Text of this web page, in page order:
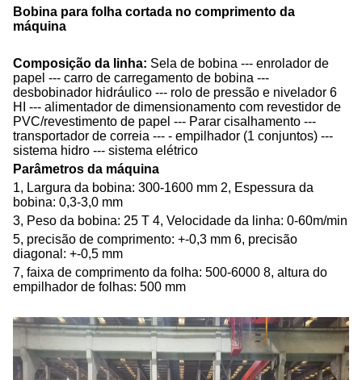
Bobina para folha cortada no comprimento da
máquina
Composição da linha: Sela de bobina --- enrolador de
papel --- carro de carregamento de bobina ---
desbobinador hidráulico --- rolo de pressão e nivelador 6
HI --- alimentador de dimensionamento com revestidor de
PVC/revestimento de papel --- Parar cisalhamento ---
transportador de correia --- - empilhador (1 conjuntos) ---
sistema hidro --- sistema elétrico
Parâmetros da máquina
1, Largura da bobina: 300-1600 mm 2, Espessura da
bobina: 0,3-3,0 mm
3, Peso da bobina: 25 T 4, Velocidade da linha: 0-60m/min
5, precisão de comprimento: +-0,3 mm 6, precisão
diagonal: +-0,5 mm
7, faixa de comprimento da folha: 500-6000 8, altura do
empilhador de folhas: 500 mm